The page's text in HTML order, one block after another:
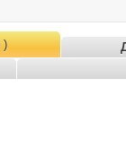
)